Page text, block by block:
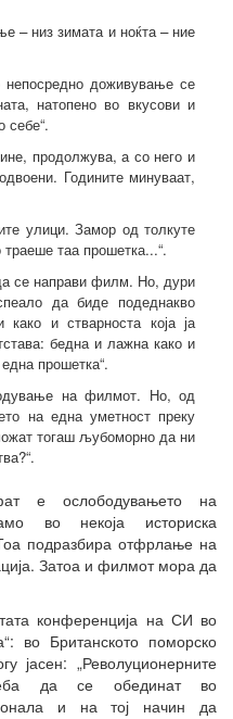
– низ зимата и ноќта – ние
доживување се
натопено во вкусови и
себе“.
продолжува, а со него и
Годините минуваат,
улици. Замор од толкуте
таа прошетка...“.
се направи филм. Но, дури
да биде подеднакво
како и стварноста која ја
бедна и лажна како и
прошетка“.
на филмот. Но, од
на една уметност преку
тогаш љубоморно да ни
е ослободувањето на
во некоја историска
подразбира отфрлање на
Затоа и филмот мора да
конференција на СИ во
во Британското поморско
јасен: „Револуционерните
да се обединат во
и на тој начин да